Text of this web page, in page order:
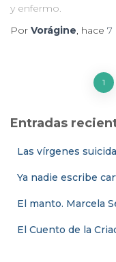
y enfermo.
Por Vorágine, hace 7
Paginación
de
entradas
1
Entradas
Las vírgenes
Ya nadie escribe
El manto. Marcela
El Cuento de la